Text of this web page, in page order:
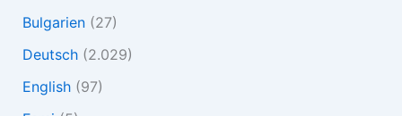
Bulgarien(27)
Deutsch(2.029)
English(97)